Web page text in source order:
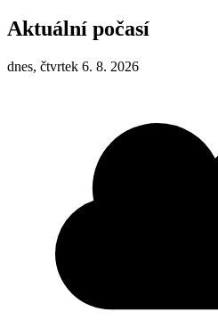
Aktuální počasí
dnes, čtvrtek 6. 8. 2026